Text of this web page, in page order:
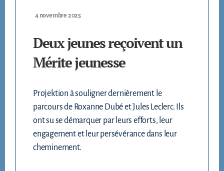
4 novembre 2025
Deux jeunes reçoivent un
Mérite jeunesse
Projektion à souligner dernièrement le
parcours de Roxanne Dubé et Jules Leclerc. Ils
ont su se démarquer par leurs efforts, leur
engagement et leur persévérance dans leur
cheminement.